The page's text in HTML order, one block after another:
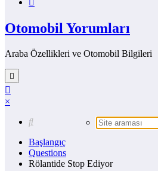
Otomobil Yorumları
Araba Özellikleri ve Otomobil Bilgileri
×
Başlangıç
Questions
Rölantide Stop Ediyor